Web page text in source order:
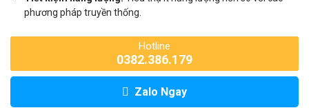
phương pháp truyền thống.
Hotline
0382.386.179
Zalo Ngay